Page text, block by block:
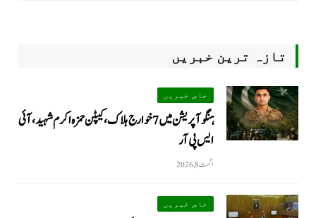
تازہ ترین خبریں
خاص خبریں
ہنگو آپریشن میں 7 خوارج ہلاک، کیپٹن حمزہ اکرم شہید، آئی
ایس پی آر
اگست 8, 2026
خاص خبریں